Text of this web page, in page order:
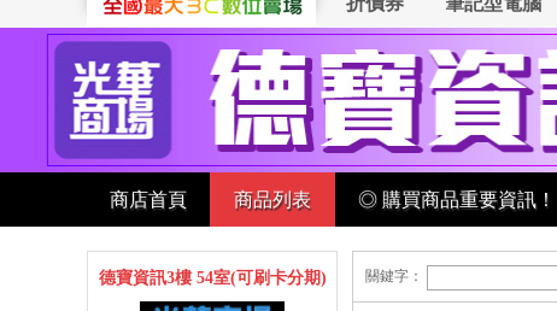
商店首頁 商品列表 ◎ 購買商品重要資訊！
德寶資訊3樓 54室(可刷卡分期) 關鍵字：